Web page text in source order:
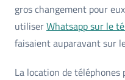
gros changement pour
utiliserWhatsapp sur le
faisaient auparavant sur
La location de